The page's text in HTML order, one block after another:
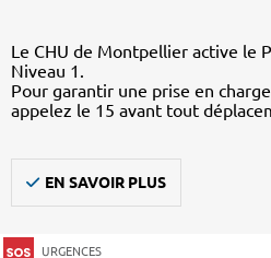
Le CHU de Montpellier active le
Niveau 1.
Pour garantir une prise en
appelez le 15 avant tout
EN SAVOIR PLUS
URGENCES